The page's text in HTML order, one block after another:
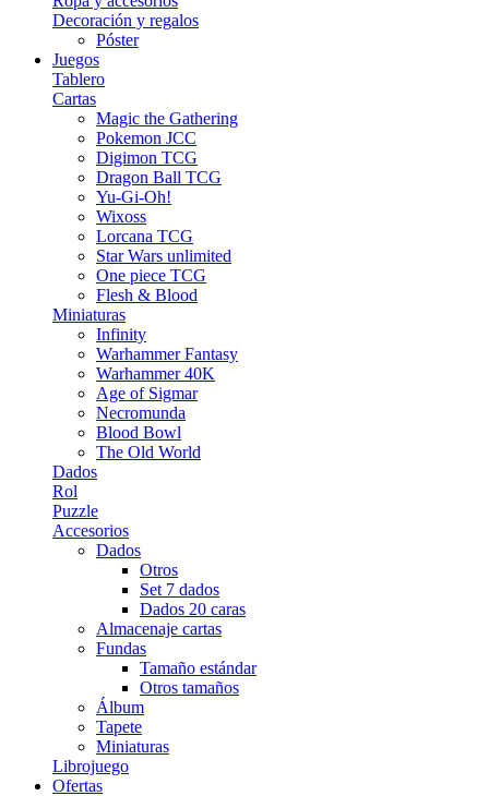
Decoración y regalos
Póster
Juegos
Tablero
Cartas
Magic the Gathering
Pokemon JCC
Digimon TCG
Dragon Ball TCG
Yu-Gi-Oh!
Wixoss
Lorcana TCG
Star Wars unlimited
One piece TCG
Flesh & Blood
Miniaturas
Infinity
Warhammer Fantasy
Warhammer 40K
Age of Sigmar
Necromunda
Blood Bowl
The Old World
Dados
Rol
Puzzle
Accesorios
Dados
Otros
Set 7 dados
Dados 20 caras
Almacenaje cartas
Fundas
Tamaño estándar
Otros tamaños
Álbum
Tapete
Miniaturas
Librojuego
Ofertas